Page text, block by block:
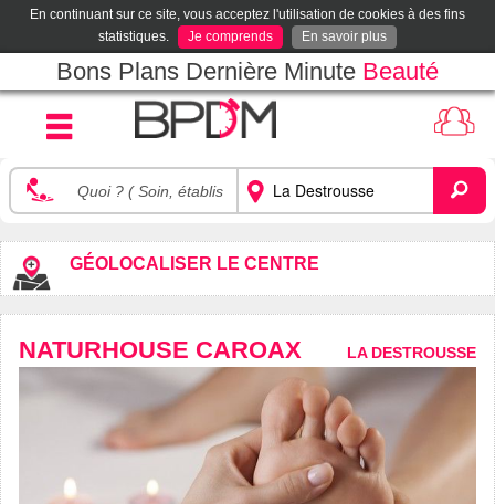
En continuant sur ce site, vous acceptez l'utilisation de cookies à des fins
statistiques.
Je comprends En savoir plus
Bons Plans Dernière Minute Beauté
GÉOLOCALISER LE CENTRE
NATURHOUSE CAROAX LA DESTROUSSE